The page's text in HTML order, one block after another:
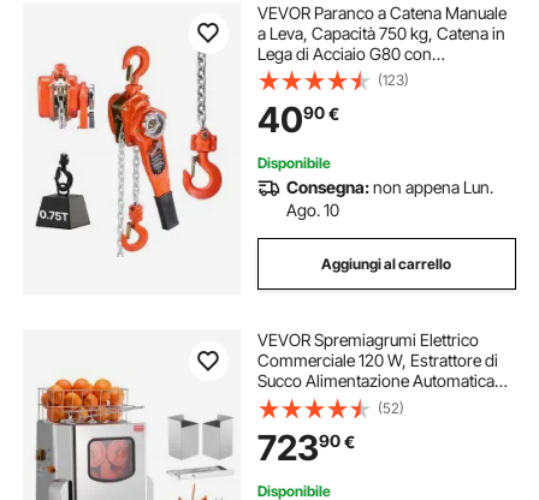
VEVOR Paranco a Catena Manuale
a Leva, Capacità 750 kg, Catena in
Lega di Acciaio G80 con
Sollevamento di 1,5 m e Freno
Meccanico a Doppio Nottolino,
Ganci Rotanti, per Magazzino
Garage
(123)
4090€
Disponibile
Consegna:non appena Lun.
Ago. 10
Aggiungi al carrello
VEVOR Spremiagrumi Elettrico
Commerciale 120 W, Estrattore di
Succo Alimentazione Automatica
con Filtro Estraibile e Secchio in
Acciaio Inox per Pompelmo Arancia
da Ristorante Caffetteria Bar Feste
(52)
72390€
Disponibile